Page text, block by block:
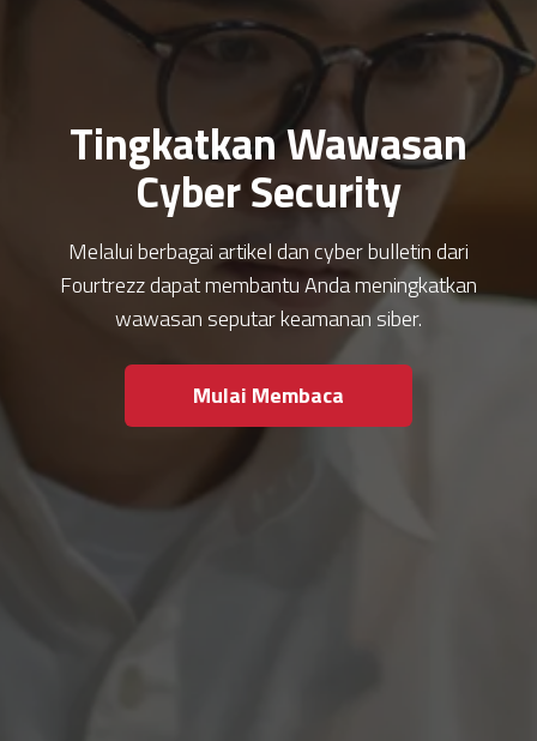
Tingkatkan Wawasan
Cyber Security
Melalui berbagai artikel dan cyber bulletin dari
Fourtrezz dapat membantu Anda meningkatkan
wawasan seputar keamanan siber.
Mulai Membaca